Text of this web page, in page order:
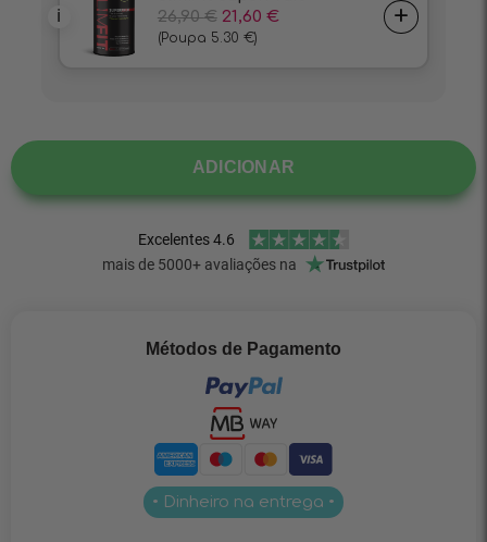
ADICIONAR
Métodos de Pagamento
• Dinheiro na entrega •